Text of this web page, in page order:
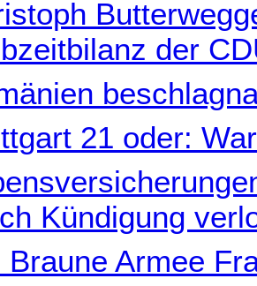
der
21 oder:
Kündigung
Braune Armee